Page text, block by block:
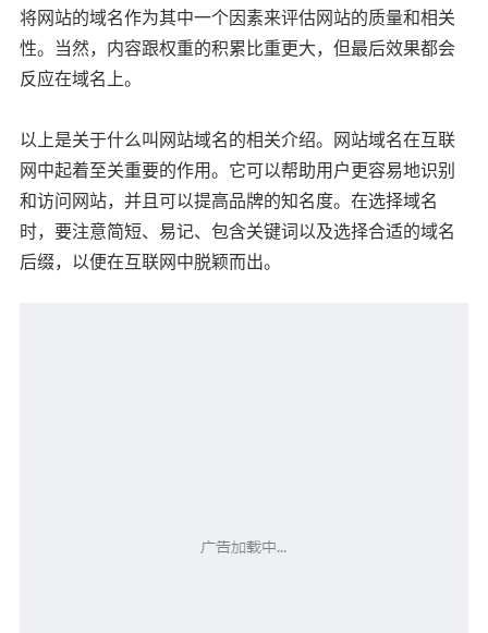
将网站的域名作为其中一个因素来评估网站的质量和相关
性。当然，内容跟权重的积累比重更大，但最后效果都会
反应在域名上。
以上是关于什么叫网站域名的相关介绍。网站域名在互联
网中起着至关重要的作用。它可以帮助用户更容易地识别
和访问网站，并且可以提高品牌的知名度。在选择域名
时，要注意简短、易记、包含关键词以及选择合适的域名
后缀，以便在互联网中脱颖而出。